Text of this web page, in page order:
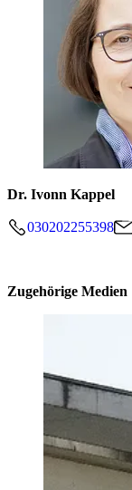
Dr. Ivonn Kappel
030202255398
Zugehörige Medien